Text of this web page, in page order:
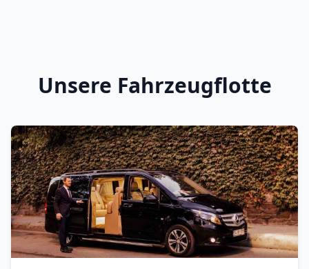
Unsere Fahrzeugflotte